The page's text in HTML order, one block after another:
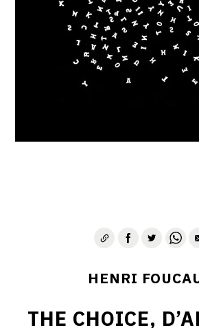
06_ARCHIVES
CONTACT
HENRI
THE CHOICE,